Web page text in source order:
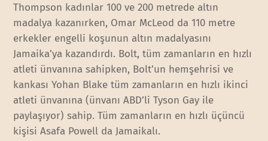
Thompson kadınlar 100 ve 200 metrede altın
madalya kazanırken, Omar McLeod da 110 metre
erkekler engelli koşunun altın madalyasını
Jamaika’ya kazandırdı. Bolt, tüm zamanların en hızlı
atleti ünvanına sahipken, Bolt’un hemşehrisi ve
kankası Yohan Blake tüm zamanların en hızlı ikinci
atleti ünvanına (ünvanı ABD’li Tyson Gay ile
paylaşıyor) sahip. Tüm zamanların en hızlı üçüncü
kişisi Asafa Powell da Jamaikalı.